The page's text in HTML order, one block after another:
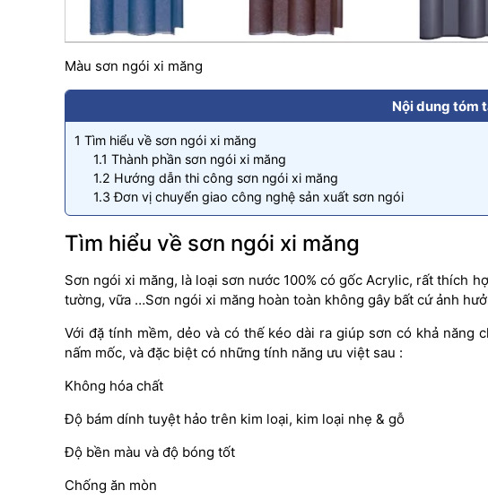
Màu sơn ngói xi măng
Nội dung tóm
1 Tìm hiểu về sơn ngói xi măng
1.1 Thành phần sơn ngói xi măng
1.2 Hướng dẫn thi công sơn ngói xi măng
1.3 Đơn vị chuyển giao công nghệ sản xuất sơn ngói
Tìm hiểu về sơn ngói xi măng
Sơn ngói xi măng, là loại sơn nước 100% có gốc Acrylic, rất thích
tường, vữa …Sơn ngói xi măng hoàn toàn không gây bất cứ ảnh
Với đặ tính mềm, dẻo và có thế kéo dài ra giúp sơn có khả
nấm mốc, và đặc biệt có những tính năng ưu việt sau :
Không hóa chất
Độ bám dính tuyệt hảo trên kim loại, kim loại nhẹ & gỗ
Độ bền màu và độ bóng tốt
Chống ăn mòn